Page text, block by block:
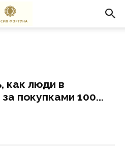
как люди в
покупками 100...